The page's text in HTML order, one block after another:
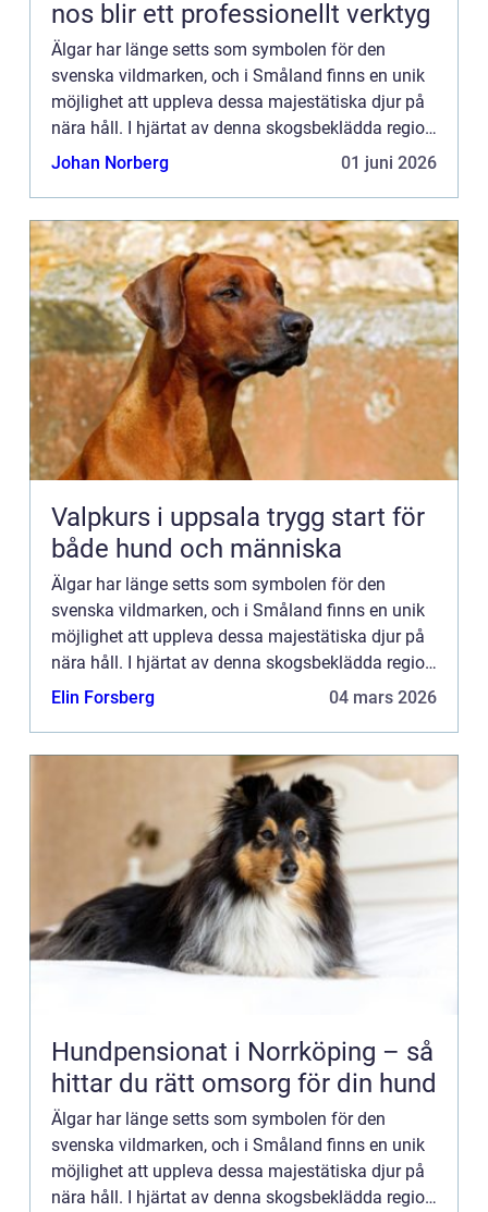
nos blir ett professionellt verktyg
Älgar har länge setts som symbolen för den
svenska vildmarken, och i Småland finns en unik
möjlighet att uppleva dessa majestätiska djur på
nära håll. I hjärtat av denna skogsbeklädda region
f...
Johan Norberg 01 juni 2026
Valpkurs i uppsala trygg start för
både hund och människa
Älgar har länge setts som symbolen för den
svenska vildmarken, och i Småland finns en unik
möjlighet att uppleva dessa majestätiska djur på
nära håll. I hjärtat av denna skogsbeklädda region
f...
Elin Forsberg 04 mars 2026
Hundpensionat i Norrköping – så
hittar du rätt omsorg för din hund
Älgar har länge setts som symbolen för den
svenska vildmarken, och i Småland finns en unik
möjlighet att uppleva dessa majestätiska djur på
nära håll. I hjärtat av denna skogsbeklädda region